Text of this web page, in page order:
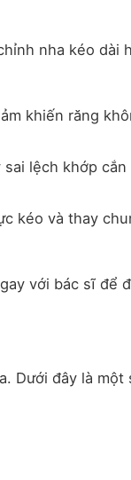
nha kéo dài
khiến răng
lệch khớp cắn
kéo và thay
với bác sĩ để
Dưới đây là một